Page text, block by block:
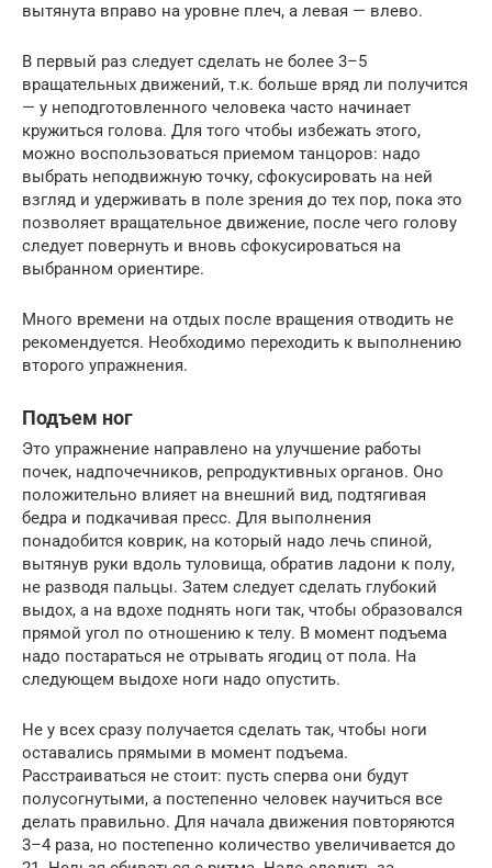
вытянута вправо на уровне плеч, а левая — влево.
В первый раз следует сделать не более 3–5
вращательных движений, т.к. больше вряд ли получится
— у неподготовленного человека часто начинает
кружиться голова. Для того чтобы избежать этого,
можно воспользоваться приемом танцоров: надо
выбрать неподвижную точку, сфокусировать на ней
взгляд и удерживать в поле зрения до тех пор, пока это
позволяет вращательное движение, после чего голову
следует повернуть и вновь сфокусироваться на
выбранном ориентире.
Много времени на отдых после вращения отводить не
рекомендуется. Необходимо переходить к выполнению
второго упражнения.
Подъем ног
Это упражнение направлено на улучшение работы
почек, надпочечников, репродуктивных органов. Оно
положительно влияет на внешний вид, подтягивая
бедра и подкачивая пресс. Для выполнения
понадобится коврик, на который надо лечь спиной,
вытянув руки вдоль туловища, обратив ладони к полу,
не разводя пальцы. Затем следует сделать глубокий
выдох, а на вдохе поднять ноги так, чтобы образовался
прямой угол по отношению к телу. В момент подъема
надо постараться не отрывать ягодиц от пола. На
следующем выдохе ноги надо опустить.
Не у всех сразу получается сделать так, чтобы ноги
оставались прямыми в момент подъема.
Расстраиваться не стоит: пусть сперва они будут
полусогнутыми, а постепенно человек научиться все
делать правильно. Для начала движения повторяются
3–4 раза, но постепенно количество увеличивается до